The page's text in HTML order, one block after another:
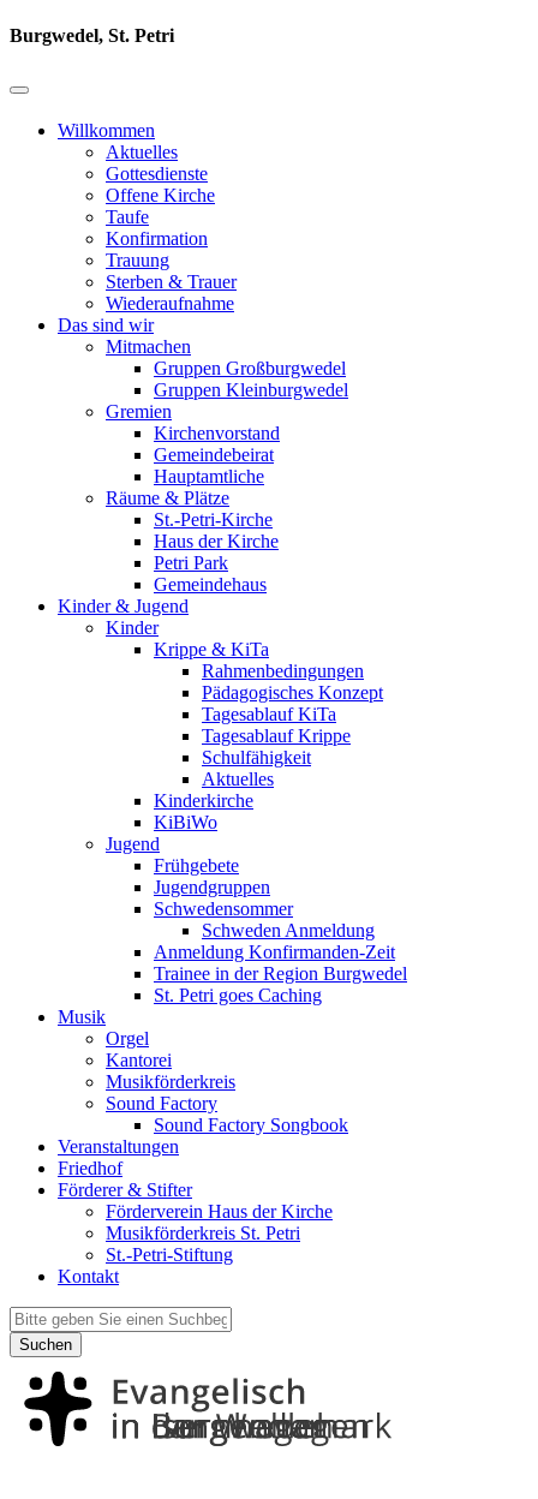
Burgwedel, St. Petri
Willkommen
Aktuelles
Gottesdienste
Offene Kirche
Taufe
Konfirmation
Trauung
Sterben & Trauer
Wiederaufnahme
Das sind wir
Mitmachen
Gruppen Großburgwedel
Gruppen Kleinburgwedel
Gremien
Kirchenvorstand
Gemeindebeirat
Hauptamtliche
Räume & Plätze
St.-Petri-Kirche
Haus der Kirche
Petri Park
Gemeindehaus
Kinder & Jugend
Kinder
Krippe & KiTa
Rahmenbedingungen
Pädagogisches Konzept
Tagesablauf KiTa
Tagesablauf Krippe
Schulfähigkeit
Aktuelles
Kinderkirche
KiBiWo
Jugend
Frühgebete
Jugendgruppen
Schwedensommer
Schweden Anmeldung
Anmeldung Konfirmanden-Zeit
Trainee in der Region Burgwedel
St. Petri goes Caching
Musik
Orgel
Kantorei
Musikförderkreis
Sound Factory
Sound Factory Songbook
Veranstaltungen
Friedhof
Förderer & Stifter
Förderverein Haus der Kirche
Musikförderkreis St. Petri
St.-Petri-Stiftung
Kontakt
Suchen